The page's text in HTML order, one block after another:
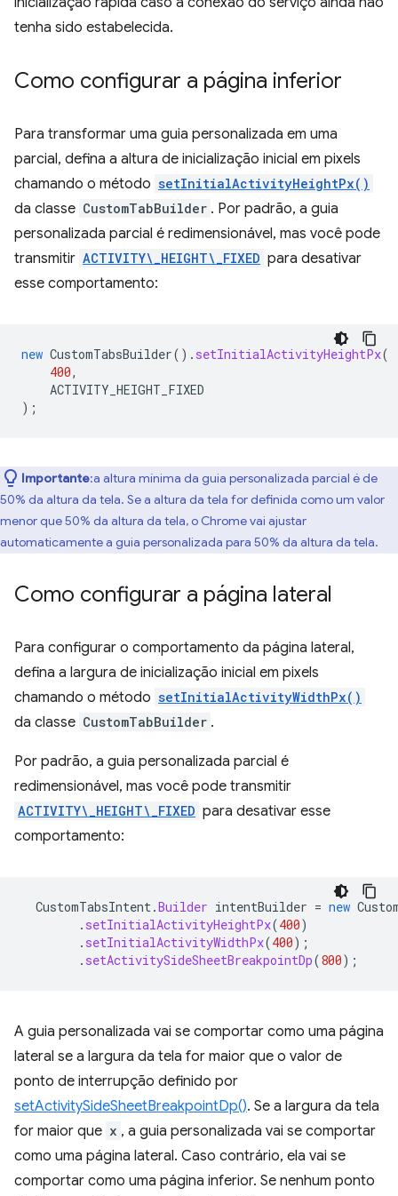
tenha sido estabelecida.
Como configurar a página inferior
Para transformar uma guia personalizada em uma
parcial, defina a altura de inicialização inicial em pixels
chamando o método setInitialActivityHeightPx()
da classe CustomTabBuilder . Por padrão, a guia
personalizada parcial é redimensionável, mas você pode
transmitir ACTIVITY\_HEIGHT\_FIXED para desativar
esse comportamento:
new CustomTabsBuilder(). setInitialActivityHeightPx(
400,
ACTIVITY_HEIGHT_FIXED
);
Importante:a altura mínima da guia personalizada parcial é de
50% da altura da tela. Se a altura da tela for definida como um valor
menor que 50% da altura da tela, o Chrome vai ajustar
automaticamente a guia personalizada para 50% da altura da tela.
Como configurar a página lateral
Para configurar o comportamento da página lateral,
defina a largura de inicialização inicial em pixels
chamando o método setInitialActivityWidthPx()
da classe CustomTabBuilder .
Por padrão, a guia personalizada parcial é
redimensionável, mas você pode transmitir
ACTIVITY\_HEIGHT\_FIXED para desativar esse
comportamento:
CustomTabsIntent.Builder intentBuilder = new
. setInitialActivityHeightPx(400)
. setInitialActivityWidthPx(400);
. setActivitySideSheetBreakpointDp(800);
A guia personalizada vai se comportar como uma página
lateral se a largura da tela for maior que o valor de
ponto de interrupção definido por
setActivitySideSheetBreakpointDp(). Se a largura da tela
for maior que x , a guia personalizada vai se comportar
como uma página lateral. Caso contrário, ela vai se
comportar como uma página inferior. Se nenhum ponto